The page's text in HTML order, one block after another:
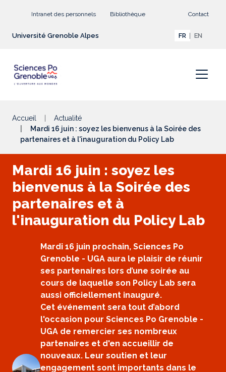
Intranet des personnels Bibliothèque Contact
Université Grenoble Alpes FR EN
Accueil
Actualité
Mardi 16 juin : soyez les bienvenus à la Soirée des
partenaires et à l'inauguration du Policy Lab
Mardi 16 juin : soyez les
bienvenus à la Soirée des
partenaires et à
l'inauguration du Policy Lab
Mardi 16 juin prochain, Sciences Po
Grenoble - UGA aura le plaisir de réunir
ses partenaires lors d’une soirée au
cours de laquelle son Policy Lab sera
aussi officiellement inauguré.
Cet événement sera tout d’abord
l'occasion pour Sciences Po Grenoble -
UGA de remercier ses nombreux
partenaires et d'en accueillir de
nouveaux. Leur soutien et leur
engagement sont importants dans le